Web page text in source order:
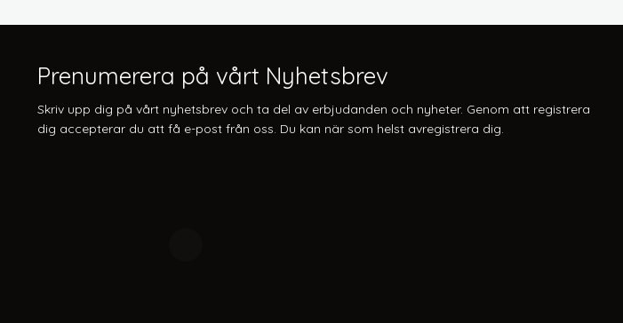
Prenumerera på vårt Nyhetsbrev
Skriv upp dig på vårt nyhetsbrev och ta del av erbjudanden och nyheter. Genom att registrera
dig accepterar du att få e-post från oss. Du kan när som helst avregistrera dig.